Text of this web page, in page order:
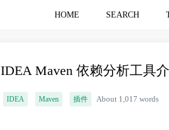
HOME SEARCH
IDEA Maven 依赖分析工具
IDEA Maven 插件 About 1,017 words